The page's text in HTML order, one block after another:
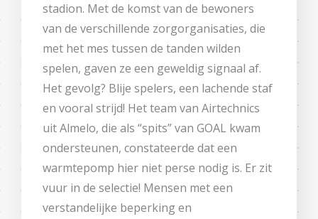
stadion. Met de komst van de bewoners
van de verschillende zorgorganisaties, die
met het mes tussen de tanden wilden
spelen, gaven ze een geweldig signaal af.
Het gevolg? Blije spelers, een lachende staf
en vooral strijd! Het team van Airtechnics
uit Almelo, die als “spits” van GOAL kwam
ondersteunen, constateerde dat een
warmtepomp hier niet perse nodig is. Er zit
vuur in de selectie! Mensen met een
verstandelijke beperking en